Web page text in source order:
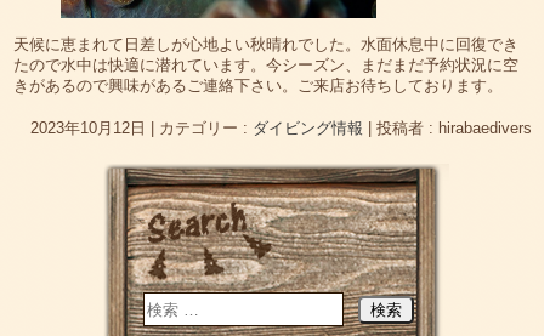
天候に恵まれて日差しが心地よい秋晴れでした。水面休息中に回復でき
たので水中は快適に潜れています。今シーズン、まだまだ予約状況に空
きがあるので興味があるご連絡下さい。ご来店お待ちしております。
2023年10月12日 カテゴリー : ダイビング情報 投稿者 : hirabaedivers